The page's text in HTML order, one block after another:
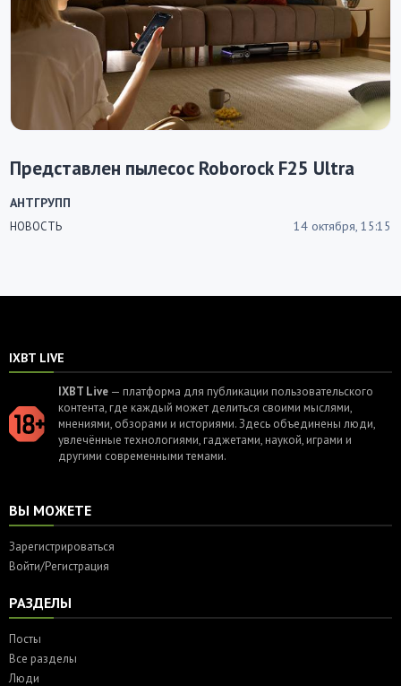
Представлен пылесос Roborock F25 Ultra
НОВОСТЬ 14 октября, 15:15
АНТГРУПП
IXBT LIVE
IXBT Live — платформа для публикации пользовательского
контента, где каждый может делиться своими мыслями,
мнениями, обзорами и историями. Здесь объединены люди,
увлечённые технологиями, гаджетами, наукой, играми и
другими современными темами.
ВЫ МОЖЕТЕ
Зарегистрироваться
Войти/Регистрация
РАЗДЕЛЫ
Посты
Все разделы
Люди